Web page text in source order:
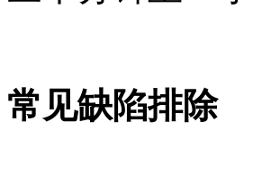
常见缺陷排除